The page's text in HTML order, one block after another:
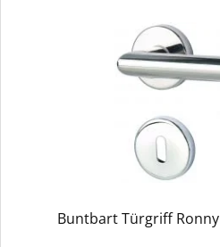
Buntbart Türgriff